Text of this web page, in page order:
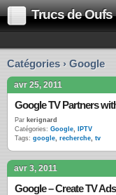
Trucs de Oufs
Catégories › Google
avr 25, 2011
Google TV Partners
Par kerignard
Catégories: Google,
IPTV
Tags: google, recherche, tv
avr 3, 2011
Google – Create TV